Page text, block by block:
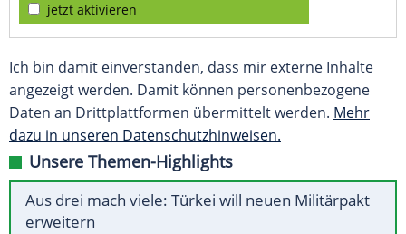
jetzt aktivieren
Ich bin damit einverstanden, dass mir externe Inhalte
angezeigt werden. Damit können personenbezogene
Daten an Drittplattformen übermittelt werden. Mehr
dazu in unseren Datenschutzhinweisen.
Unsere Themen-Highlights
Aus drei mach viele: Türkei will neuen Militärpakt
erweitern